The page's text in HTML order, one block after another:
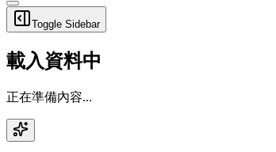
Toggle Sidebar
載入資料中
正在準備內容...